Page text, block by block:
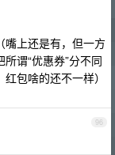
嘴上还是有，但一方
谓“优惠券”分不同
包啥的还不一样）
96